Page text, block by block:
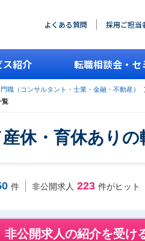
よくある質問 採用ご担当
ス紹介 転職相談会・セ
職（コンサルタント・士業・金融・不動産）
覧
休・育休あり
件 非公開求人 223 件がヒット
非公開求人の紹介を受け